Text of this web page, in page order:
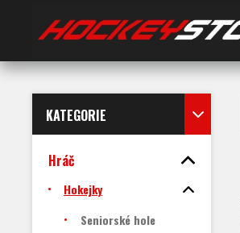
KATEGORIE
Hráč
Hokejky
Seniorské hole